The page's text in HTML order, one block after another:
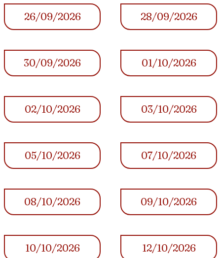
26/09/2026 28/09/2026
30/09/2026 01/10/2026
02/10/2026 03/10/2026
05/10/2026 07/10/2026
08/10/2026 09/10/2026
10/10/2026 12/10/2026